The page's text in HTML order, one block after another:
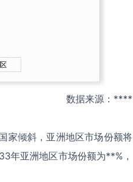
数据来源：****
家倾斜，亚洲地区市场份额将
年亚洲地区市场份额为**%，